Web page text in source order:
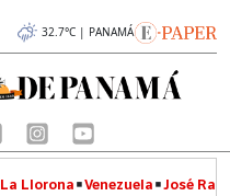
32.7°C | PANAMÁ
La Llorona Venezuela José